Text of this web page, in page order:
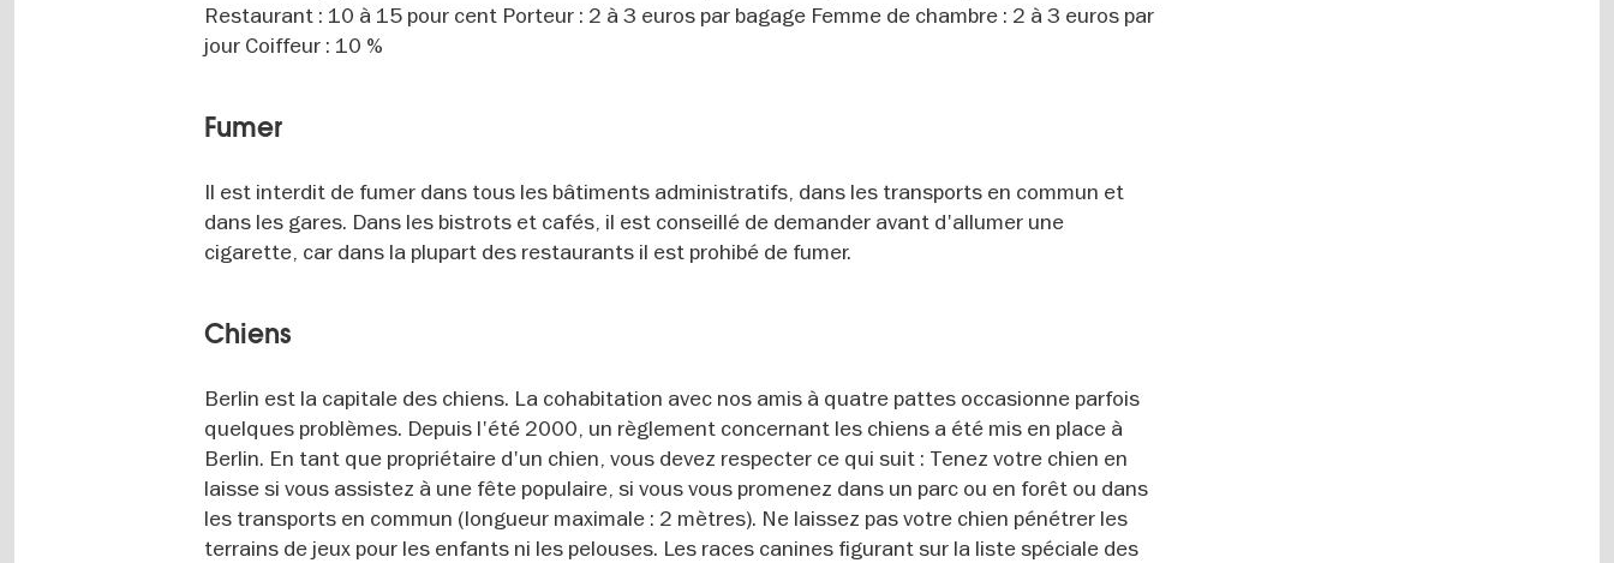
Restaurant : 10 à 15 pour cent Porteur : 2 à 3 euros par bagage Femme de chambre : 2 à 3 euros par
jour Coiffeur : 10 %
Fumer
Il est interdit de fumer dans tous les bâtiments administratifs, dans les transports en commun et
dans les gares. Dans les bistrots et cafés, il est conseillé de demander avant d'allumer une
cigarette, car dans la plupart des restaurants il est prohibé de fumer.
Chiens
Berlin est la capitale des chiens. La cohabitation avec nos amis à quatre pattes occasionne parfois
quelques problèmes. Depuis l'été 2000, un règlement concernant les chiens a été mis en place à
Berlin. En tant que propriétaire d'un chien, vous devez respecter ce qui suit : Tenez votre chien en
laisse si vous assistez à une fête populaire, si vous vous promenez dans un parc ou en forêt ou dans
les transports en commun (longueur maximale : 2 mètres). Ne laissez pas votre chien pénétrer les
terrains de jeux pour les enfants ni les pelouses. Les races canines figurant sur la liste spéciale des